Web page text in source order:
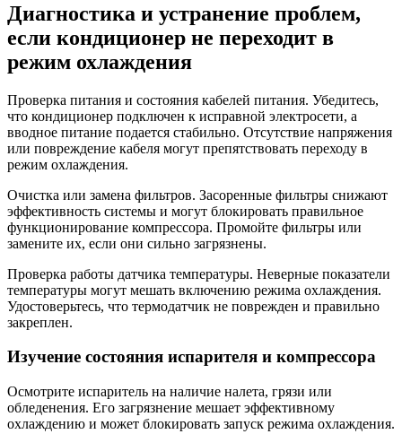
Диагностика и устранение проблем,
если кондиционер не переходит в
режим охлаждения
Проверка питания и состояния кабелей питания. Убедитесь,
что кондиционер подключен к исправной электросети, а
вводное питание подается стабильно. Отсутствие напряжения
или повреждение кабеля могут препятствовать переходу в
режим охлаждения.
Очистка или замена фильтров. Засоренные фильтры снижают
эффективность системы и могут блокировать правильное
функционирование компрессора. Промойте фильтры или
замените их, если они сильно загрязнены.
Проверка работы датчика температуры. Неверные показатели
температуры могут мешать включению режима охлаждения.
Удостоверьтесь, что термодатчик не поврежден и правильно
закреплен.
Изучение состояния испарителя и компрессора
Осмотрите испаритель на наличие налета, грязи или
обледенения. Его загрязнение мешает эффективному
охлаждению и может блокировать запуск режима охлаждения.